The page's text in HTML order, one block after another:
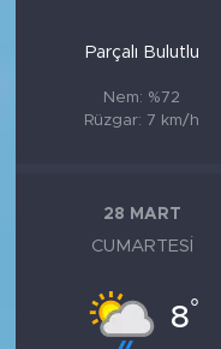
Parçalı Bulutlu
Nem: %72
Rüzgar: 7 km/h
28 MART
CUMARTESI
8°